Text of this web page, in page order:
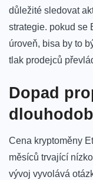
důležité sledovat
strategie. pokud se
úroveň,​ bisa by to
tlak prodejců
Dopad
Cena kryptoměny
měsíců trvající
vývoj vyvolává